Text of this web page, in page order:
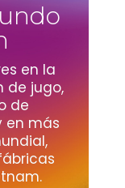
en la
de jugo,
de
en más